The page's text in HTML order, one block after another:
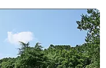
ことができます。